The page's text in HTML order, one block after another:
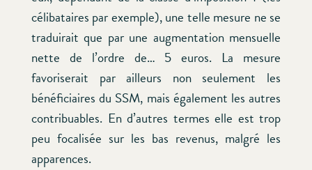
célibataires par exemple), une telle mesure ne se
traduirait que par une augmentation mensuelle
nette de l’ordre de… 5 euros. La mesure
favoriserait par ailleurs non seulement les
bénéficiaires du SSM, mais également les autres
contribuables. En d’autres termes elle est trop
peu focalisée sur les bas revenus, malgré les
apparences.